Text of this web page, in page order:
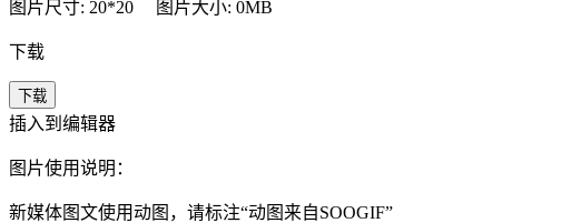
图片尺寸: 20*20 图片大小: 0MB
下载
下载
插入到编辑器
图片使用说明：
新媒体图文使用动图，请标注“动图来自SOOGIF”